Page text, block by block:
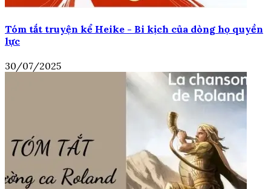
Tóm tắt truyện kể Heike - Bi kịch của dòng họ quyền
lực
30/07/2025